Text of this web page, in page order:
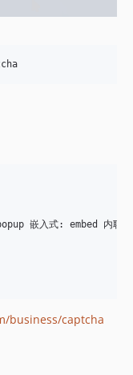
嵌入式: embed 内联
business/captcha